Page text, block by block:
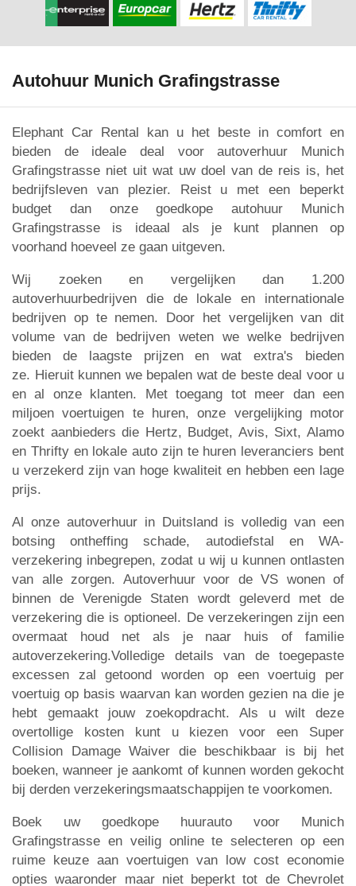
Autohuur Munich Grafingstrasse
Elephant Car Rental kan u het beste in comfort en
bieden de ideale deal voor autoverhuur Munich
Grafingstrasse niet uit wat uw doel van de reis is, het
bedrijfsleven van plezier. Reist u met een beperkt
budget dan onze goedkope autohuur Munich
Grafingstrasse is ideaal als je kunt plannen op
voorhand hoeveel ze gaan uitgeven.
Wij zoeken en vergelijken dan 1.200
autoverhuurbedrijven die de lokale en internationale
bedrijven op te nemen. Door het vergelijken van dit
volume van de bedrijven weten we welke bedrijven
bieden de laagste prijzen en wat extra's bieden
ze. Hieruit kunnen we bepalen wat de beste deal voor u
en al onze klanten. Met toegang tot meer dan een
miljoen voertuigen te huren, onze vergelijking motor
zoekt aanbieders die Hertz, Budget, Avis, Sixt, Alamo
en Thrifty en lokale auto zijn te huren leveranciers bent
u verzekerd zijn van hoge kwaliteit en hebben een lage
prijs.
Al onze autoverhuur in Duitsland is volledig van een
botsing ontheffing schade, autodiefstal en WA-
verzekering inbegrepen, zodat u wij u kunnen ontlasten
van alle zorgen. Autoverhuur voor de VS wonen of
binnen de Verenigde Staten wordt geleverd met de
verzekering die is optioneel. De verzekeringen zijn een
overmaat houd net als je naar huis of familie
autoverzekering.Volledige details van de toegepaste
excessen zal getoond worden op een voertuig per
voertuig op basis waarvan kan worden gezien na die je
hebt gemaakt jouw zoekopdracht. Als u wilt deze
overtollige kosten kunt u kiezen voor een Super
Collision Damage Waiver die beschikbaar is bij het
boeken, wanneer je aankomt of kunnen worden gekocht
bij derden verzekeringsmaatschappijen te voorkomen.
Boek uw goedkope huurauto voor Munich
Grafingstrasse en veilig online te selecteren op een
ruime keuze aan voertuigen van low cost economie
opties waaronder maar niet beperkt tot de Chevrolet